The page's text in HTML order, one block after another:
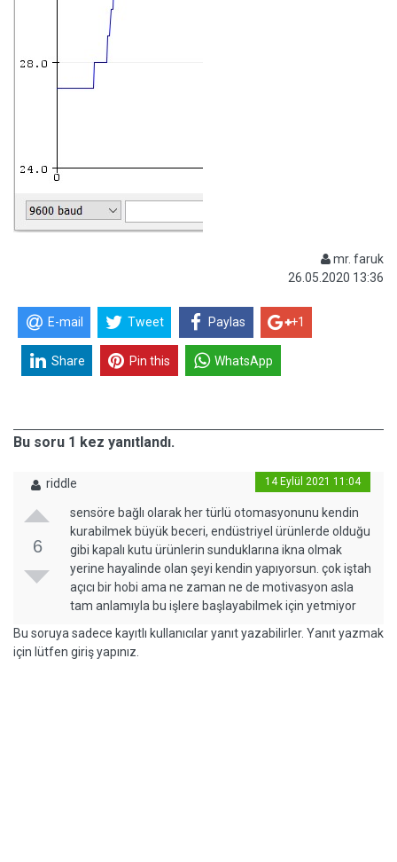
mr. faruk
26.05.2020 13:36
E-mail Tweet Paylas +1
Share Pin this WhatsApp
Bu soru 1 kez yanıtlandı.
riddle 14 Eylül 2021 11:04
6
sensöre bağlı olarak her türlü otomasyonunu kendin
kurabilmek büyük beceri, endüstriyel ürünlerde olduğu
gibi kapalı kutu ürünlerin sunduklarına ikna olmak
yerine hayalinde olan şeyi kendin yapıyorsun. çok iştah
açıcı bir hobi ama ne zaman ne de motivasyon asla
tam anlamıyla bu işlere başlayabilmek için yetmiyor
Bu soruya sadece kayıtlı kullanıcılar yanıt yazabilirler. Yanıt yazmak
için lütfen giriş yapınız.